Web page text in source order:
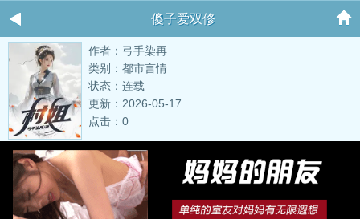
傻子爱双修
作者：弓手染再
类别：都市言情
状态：连载
更新：2026-05-17
点击：0